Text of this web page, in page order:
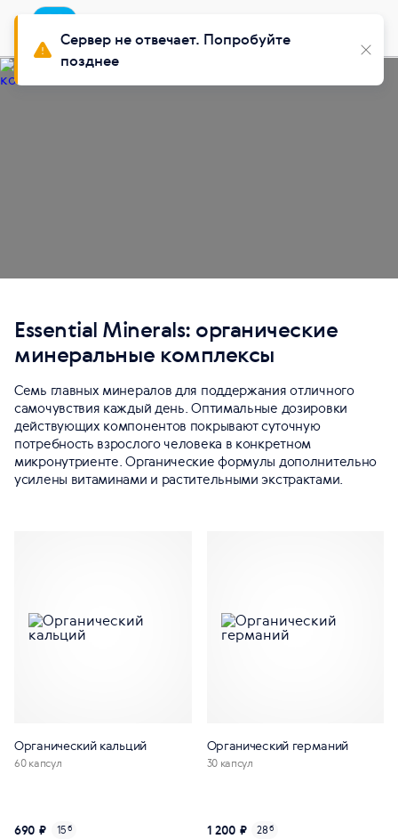
Buy Siberian
Essential Minerals: органические
минеральные комплексы
Семь главных минералов для поддержания отличного
самочувствия каждый день. Оптимальные дозировки
действующих компонентов покрывают суточную
потребность взрослого человека в конкретном
микронутриенте. Органические формулы дополнительно
усилены витаминами и растительными экстрактами.
Органический кальций
60 капсул
690 ₽ 15б
Органический германий
30 капсул
1 200 ₽ 28б
Сервер не отвечает. Попробуйте
позднее